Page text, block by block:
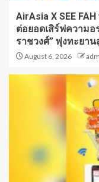
AirAsia X SEE
ต่อยอดเสิร์ฟความอ
ราชวงศ์” พุ่งทะยา
August 6, 2026